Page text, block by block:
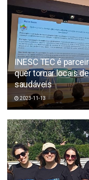
INESC TEC é
quer tornar locais
saudáveis
2023-11-13